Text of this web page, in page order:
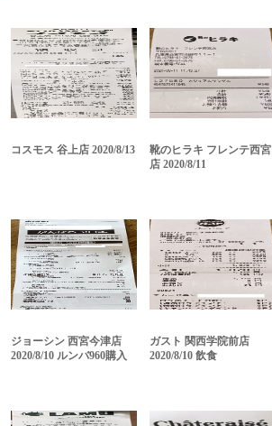
コスモス 谷上店 2020/8/13
靴のヒラキ フレンテ西宮
店 2020/8/11
ジョーシン 西宮今津店
2020/8/10 ルンバ960購入
ガスト 関西学院前店
2020/8/10 飲食